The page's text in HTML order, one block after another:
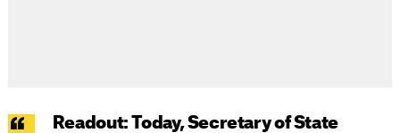
Readout: Today, Secretary of State